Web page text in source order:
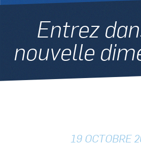
Entrez
nouvelle
19 OCTOBRE